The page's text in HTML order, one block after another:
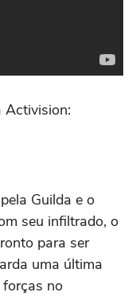
Activision:
Guilda e o
seu infiltrado, o
para ser
uma última
no